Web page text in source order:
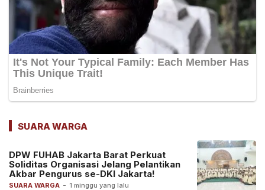
SUARA WARGA
SUARA WARGA - 1 minggu yang lalu
DPW FUHAB Jakarta Barat Perkuat
Soliditas Organisasi Jelang Pelantikan
Akbar Pengurus se-DKI Jakarta!